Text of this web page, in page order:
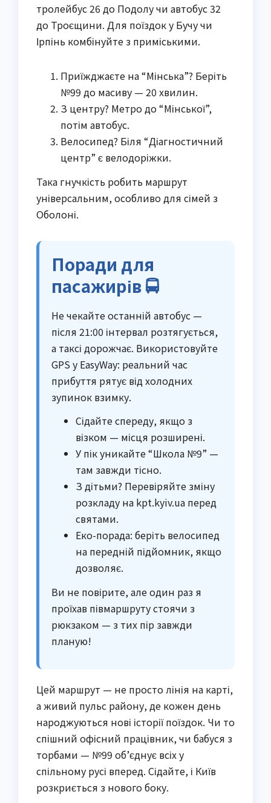
тролейбус 26 до Подолу чи автобус 32
до Троєщини. Для поїздок у Бучу чи
Ірпінь комбінуйте з приміськими.
Приїжджаєте на “Мінська”? Беріть
№99 до масиву — 20 хвилин.
З центру? Метро до “Мінської”,
потім автобус.
Велосипед? Біля “Діагностичний
центр” є велодоріжки.
Така гнучкість робить маршрут
універсальним, особливо для сімей з
Оболоні.
Поради для
пасажирів 🚍
Не чекайте останній автобус —
після 21:00 інтервал розтягується,
а таксі дорожчає. Використовуйте
GPS у EasyWay: реальний час
прибуття рятує від холодних
зупинок взимку.
Сідайте спереду, якщо з
візком — місця розширені.
У пік уникайте “Школа №9” —
там завжди тісно.
З дітьми? Перевіряйте зміну
розкладу на kpt.kyiv.ua перед
святами.
Еко-порада: беріть велосипед
на передній підйомник, якщо
дозволяє.
Ви не повірите, але один раз я
проїхав півмаршруту стоячи з
рюкзаком — з тих пір завжди
планую!
Цей маршрут — не просто лінія на карті,
а живий пульс району, де кожен день
народжуються нові історії поїздок. Чи то
спішний офісний працівник, чи бабуся з
торбами — №99 об’єднує всіх у
спільному русі вперед. Сідайте, і Київ
розкриється з нового боку.